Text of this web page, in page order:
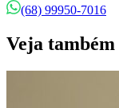
(68) 99950-7016
Veja também